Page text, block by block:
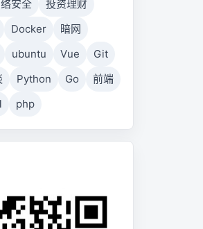
安全
投资理财
Docker
暗网
ubuntu Vue
Git
Python Go
前端
php